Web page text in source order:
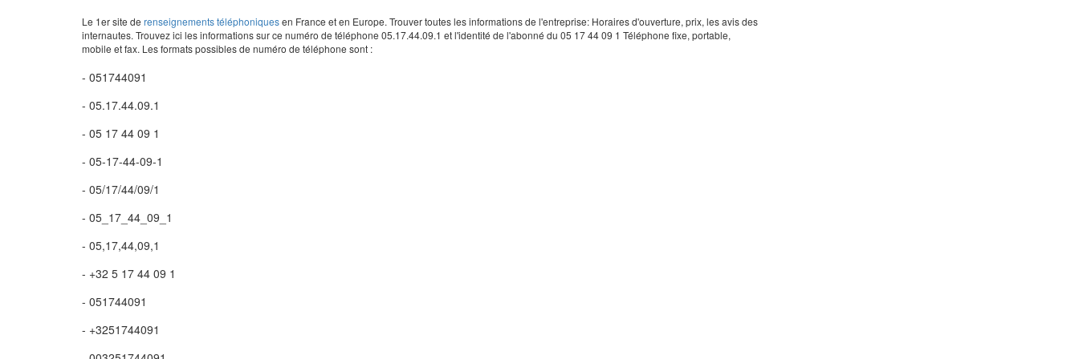
Le 1er site de renseignements téléphoniquesen France et en Europe. Trouver toutes les informations de l'entreprise: Horaires d'ouverture, prix, les avis des
internautes. Trouvez ici les informations sur ce numéro de téléphone 05.17.44.09.1 et l'identité de l'abonné du 05 17 44 09 1 Téléphone fixe, portable,
mobile et fax. Les formats possibles de numéro de téléphone sont :
- 051744091
- 05.17.44.09.1
- 05 17 44 09 1
- 05-17-44-09-1
- 05/17/44/09/1
- 05_17_44_09_1
- 05,17,44,09,1
- +32 5 17 44 09 1
- 051744091
- +3251744091